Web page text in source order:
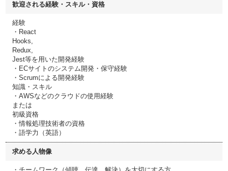
歓迎される経験・スキル・資格
経験
・React
Hooks,
Redux,
Jest等を用いた開発経験
・ECサイトのシステム開発・保守経験
・Scrumによる開発経験
知識・スキル
・AWSなどのクラウドの使用経験
または
初級資格
・情報処理技術者の資格
・語学力（英語）
求める人物像